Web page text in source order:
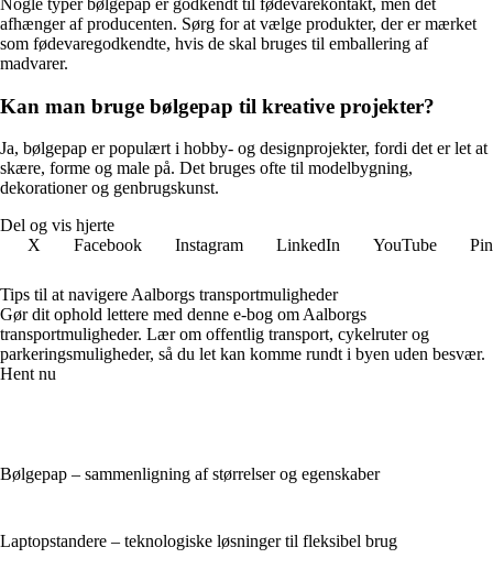
afhænger af producenten. Sørg for at vælge produkter, der er mærket
som fødevaregodkendte, hvis de skal bruges til emballering af
madvarer.
Kan man bruge bølgepap til kreative projekter?
Ja, bølgepap er populært i hobby- og designprojekter, fordi det er let at
skære, forme og male på. Det bruges ofte til modelbygning,
dekorationer og genbrugskunst.
Del og vis hjerte
X
Facebook Instagram LinkedIn YouTube
Tips til at navigere Aalborgs transportmuligheder
Gør dit ophold lettere med denne e-bog om Aalborgs
transportmuligheder. Lær om offentlig transport, cykelruter og
parkeringsmuligheder, så du let kan komme rundt i byen uden besvær.
Hent nu
Bølgepap – sammenligning af størrelser og egenskaber
Laptopstandere – teknologiske løsninger til fleksibel brug